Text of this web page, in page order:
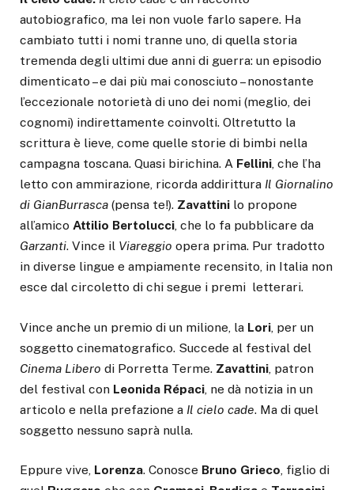
autobiografico, ma lei non vuole farlo sapere. Ha
cambiato tutti i nomi tranne uno, di quella storia
tremenda degli ultimi due anni di guerra: un episodio
dimenticato – e dai più mai conosciuto – nonostante
l’eccezionale notorietà di uno dei nomi (meglio, dei
cognomi) indirettamente coinvolti. Oltretutto la
scrittura è lieve, come quelle storie di bimbi nella
campagna toscana. Quasi birichina. A Fellini, che l’ha
letto con ammirazione, ricorda addirittura Il Giornalino
di GianBurrasca (pensa te!). Zavattini lo propone
all’amico Attilio Bertolucci, che lo fa pubblicare da
Garzanti. Vince il Viareggio opera prima. Pur tradotto
in diverse lingue e ampiamente recensito, in Italia non
esce dal circoletto di chi segue i premi letterari.
Vince anche un premio di un milione, la Lori , per un
soggetto cinematografico. Succede al festival del
Cinema Libero di Porretta Terme. Zavattini , patron
del festival con Leonida Répaci , ne dà notizia in un
articolo e nella prefazione a Il cielo cade. Ma di quel
soggetto nessuno saprà nulla.
Eppure vive, Lorenza. Conosce Bruno Grieco, figlio di